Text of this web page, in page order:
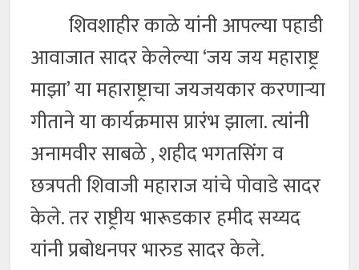
शिवशाहीर काळे यांनी आपल्या पहाडी
आवाजात सादर केलेल्या ‘जय जय महाराष्ट्र
माझा’ या महाराष्ट्राचा जयजयकार करणाऱ्या
गीताने या कार्यक्रमास प्रारंभ झाला. त्यांनी
अनामवीर साबळे , शहीद भगतसिंग व
छत्रपती शिवाजी महाराज यांचे पोवाडे सादर
केले. तर राष्ट्रीय भारूडकार हमीद सय्यद
यांनी प्रबोधनपर भारुड सादर केले.